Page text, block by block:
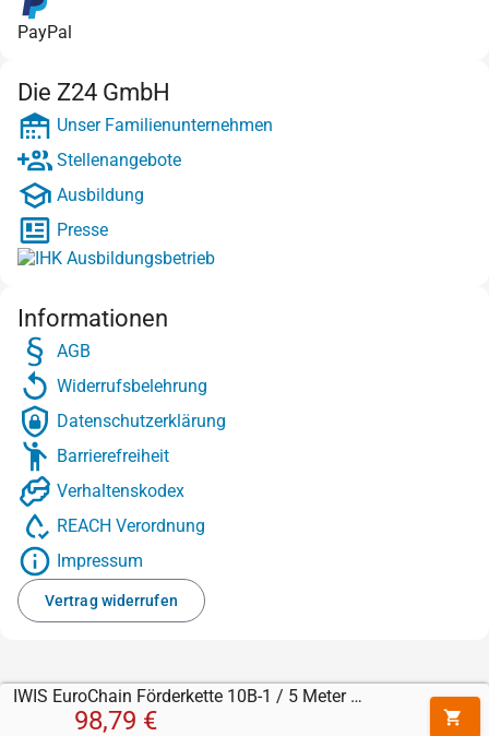
IWIS EuroChain Förderkette 10B-1 / 5 Meter Rolle
98,79 €
PayPal
Die Z24 GmbH
Unser Familienunternehmen
Stellenangebote
Ausbildung
Presse
Informationen
AGB
Widerrufsbelehrung
Datenschutzerklärung
Barrierefreiheit
Verhaltenskodex
REACH Verordnung
Impressum
Vertrag widerrufen